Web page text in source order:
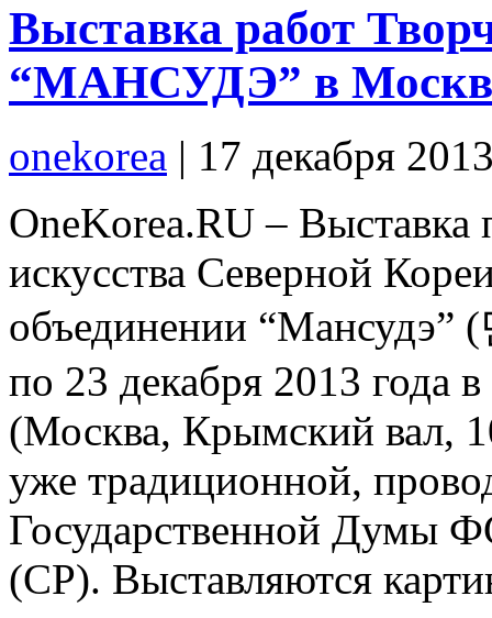
Выставка работ
“МАНСУДЭ” в
onekorea | 17 декабря
OneKorea.RU – Выставка
искусства Северной
объединении “Мансудэ”
по 23 декабря 2013 года
(Москва, Крымский вал,
уже традиционной,
Государственной Думы
(СР). Выставляются